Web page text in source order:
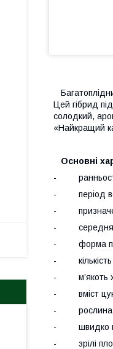
Цей гібрид
солодкий,
«Найкращий
Основні
-
- період
-
- середня
- форма
- кількість
- м’якоть
- вміст
- рослина
- швидко
- зрілі